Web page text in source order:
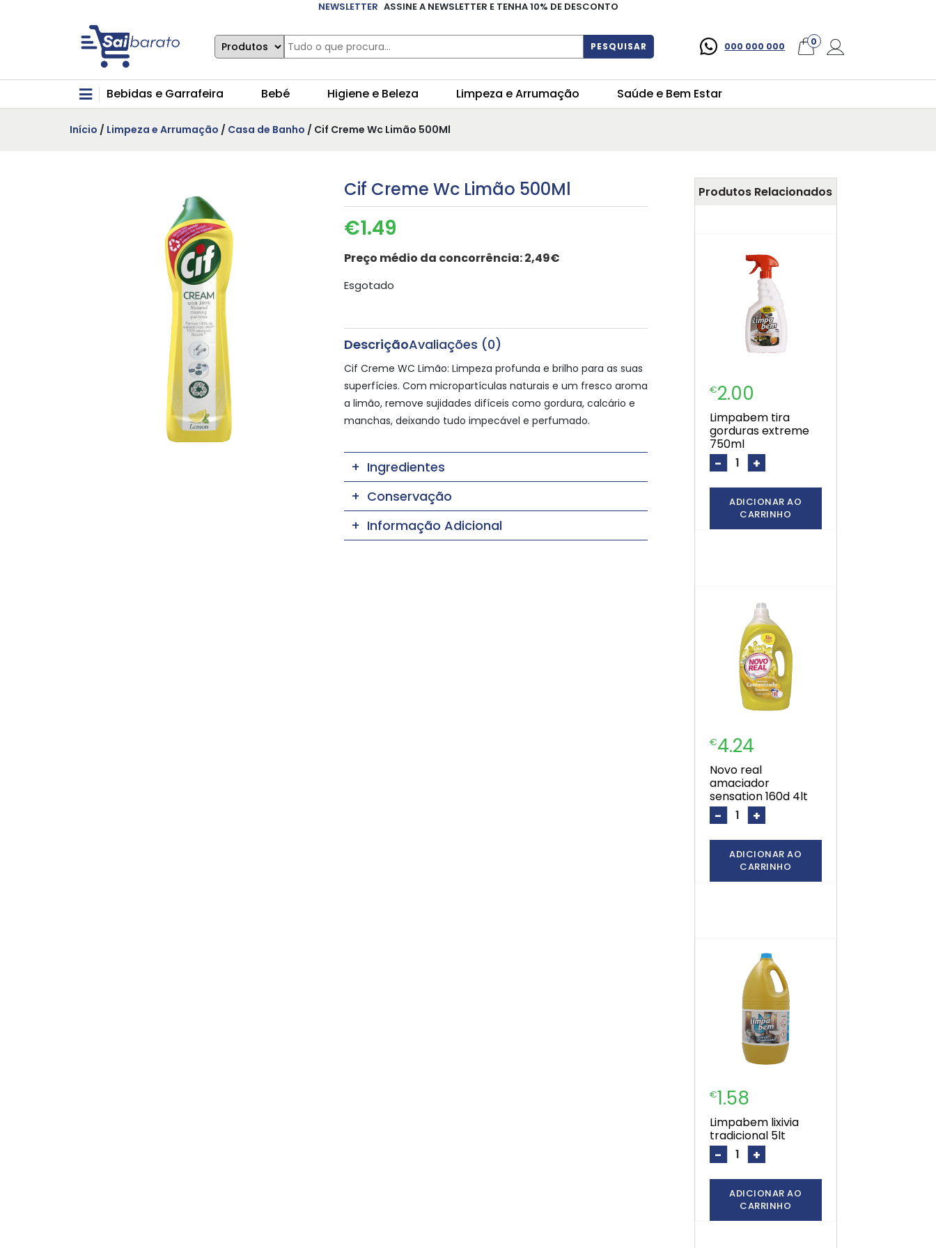
NEWSLETTER ASSINE A NEWSLETTER E TENHA 10% DE DESCONTO
PESQUISAR 000 000 000 0
Bebidas e Garrafeira Bebé Higiene e Beleza Limpeza e Arrumação Saúde e Bem Estar
Início / Limpeza e Arrumação / Casa de Banho / Cif Creme Wc Limão 500Ml
Cif Creme Wc Limão 500Ml
€1.49
Preço médio da concorrência:2,49€
Esgotado
DescriçãoAvaliações (0)
Cif Creme WC Limão: Limpeza profunda e brilho para as suas
superfícies. Com micropartículas naturais e um fresco aroma
a limão, remove sujidades difíceis como gordura, calcário e
manchas, deixando tudo impecável e perfumado.
Ingredientes
Conservação
Informação Adicional
Produtos Relacionados
€2.00
limpabem tira
gorduras extreme
750ml
- +
ADICIONAR AO
CARRINHO
€4.24
novo real
amaciador
sensation 160d 4lt
- +
ADICIONAR AO
CARRINHO
€1.58
limpabem lixivia
tradicional 5lt
- +
ADICIONAR AO
CARRINHO